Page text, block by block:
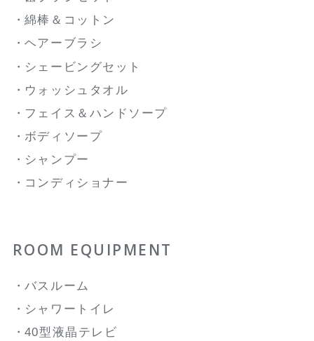
綿棒＆コットン
ヘアーブラシ
シェービングセット
ウォッシュタオル
フェイス＆ハンドソープ
ボディソープ
シャンプー
コンディショナー
ROOM EQUIPMENT
バスルーム
シャワートイレ
40型液晶テレビ